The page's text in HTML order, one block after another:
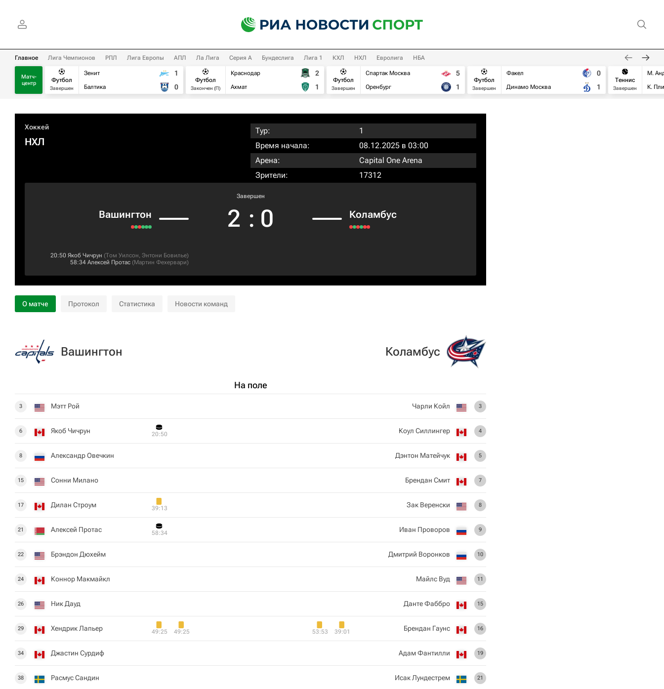
Главное Лига Чемпионов РПЛ Лига Европы АПЛ Ла Лига Серия А Бундеслига Лига 1 КХЛ НХЛ Евролига НБА
Матч-
центр
Футбол
Завершен
Зенит
Балтика
1
0
Футбол
Закончен (П)
Краснодар
Ахмат
2
1
Футбол
Завершен
Спартак Москва
Оренбург
5
1
Футбол
Завершен
Факел
Динамо Москва
0
1
Теннис
Завершен
М.
К.
Хоккей
НХЛ
Тур:
1
Время начала:
08.12.2025 в 03:00
Арена:
Capital One Arena
Зрители:
17312
Вашингтон
Завершен
2 : 0 Коламбус
20:50 Якоб Чичрун (Том Уилсон, Энтони Бовилье)
58:34 Алексей Протас (Мартин Фехервари)
О матче Протокол Статистика Новости команд
Вашингтон
На поле
3 Мэтт Рой
6 Якоб Чичрун 20:50
8 Александр Овечкин
15 Сонни Милано
17 Дилан Строум 39:13
21 Алексей Протас 58:34
22 Брэндон Дюхейм
24 Коннор Макмайкл
26 Ник Дауд
29 Хендрик Лапьер 49:25 49:25
34 Джастин Сурдиф
38 Расмус Сандин
Коламбус
3
Чарли Койл
4
Коул Силлингер
5
Дэнтон Матейчук
7
Брендан Смит
8
Зак Веренски
9
Иван Проворов
10
Дмитрий Воронков
11
Майлс Вуд
15
Данте Фаббро
16
Брендан Гаунс
39:01
53:53
19
Адам Фантилли
21
Исак Лундестрем